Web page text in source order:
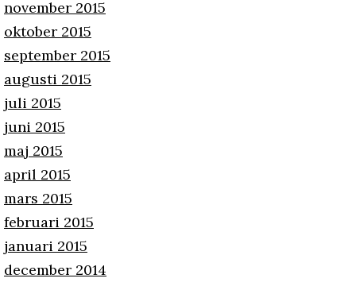
november 2015
oktober 2015
september 2015
augusti 2015
juli 2015
juni 2015
maj 2015
april 2015
mars 2015
februari 2015
januari 2015
december 2014